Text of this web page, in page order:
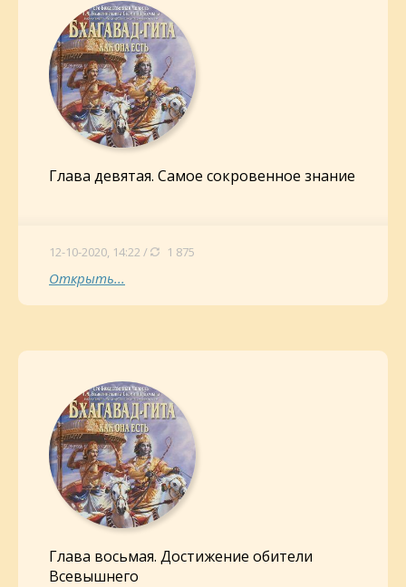
Глава девятая. Самое сокровенное знание
12-10-2020, 14:22 / 1 875
Открыть...
Глава восьмая. Достижение обители
Всевышнего